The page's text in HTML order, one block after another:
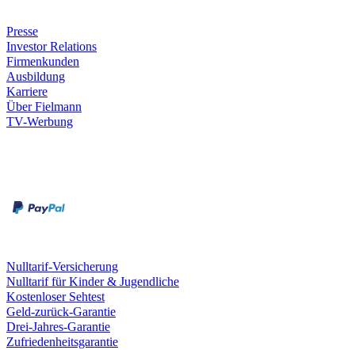
Presse
Investor Relations
Firmenkunden
Ausbildung
Karriere
Über Fielmann
TV-Werbung
Nulltarif-Versicherung
Nulltarif für Kinder & Jugendliche
Kostenloser Sehtest
Geld-zurück-Garantie
Drei-Jahres-Garantie
Zufriedenheitsgarantie